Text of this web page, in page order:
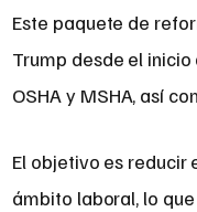
Este paquete de
Trump desde el
OSHA y MSHA, así
El objetivo es reducir
ámbito laboral, lo